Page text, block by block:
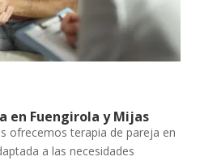
en Fuengirola y Mijas
ofrecemos terapia de pareja en
a las necesidades